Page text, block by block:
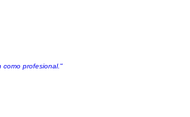
como profesional."